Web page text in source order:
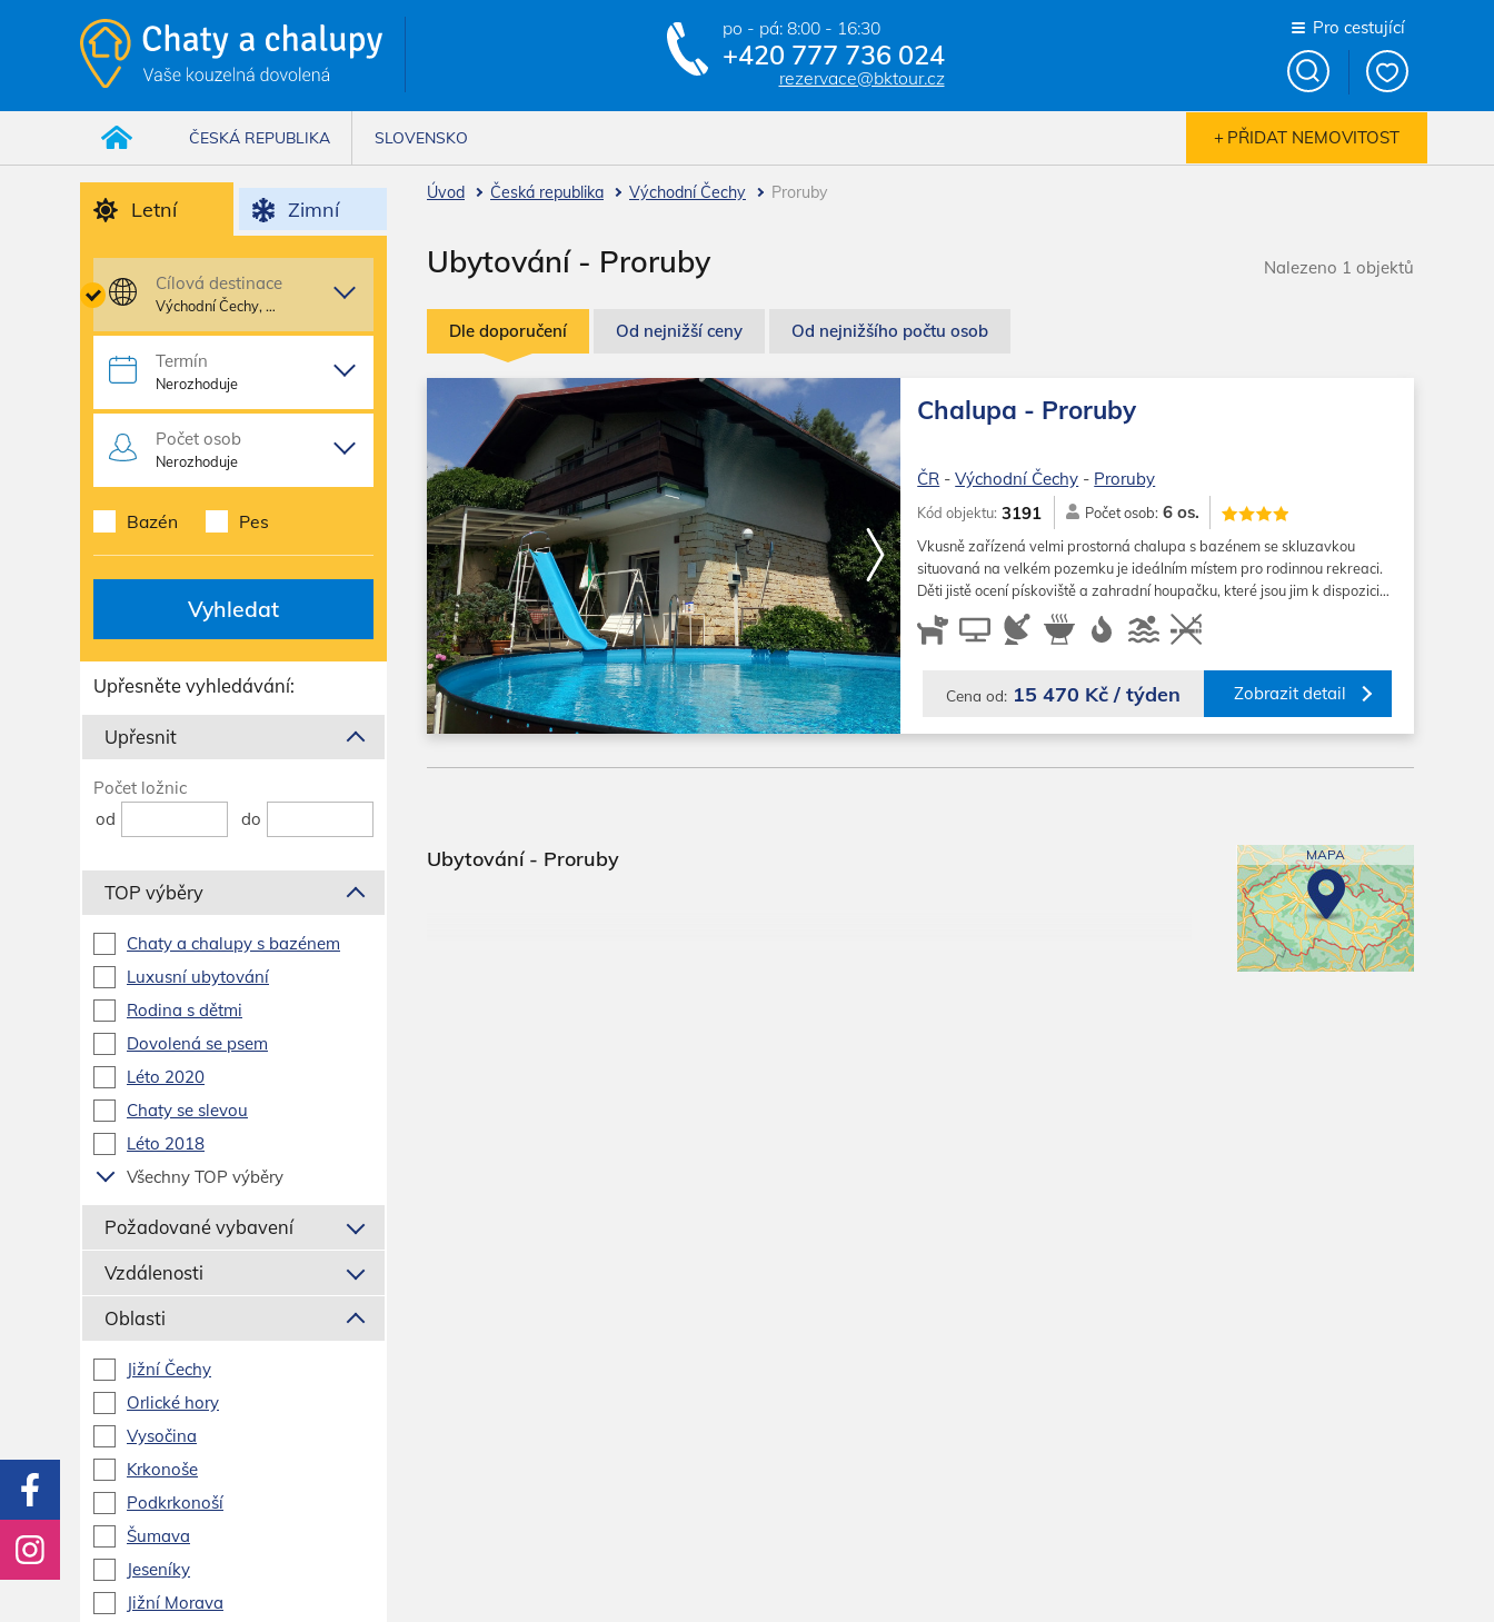
Úvod Česká republika Východní Čechy Proruby
Ubytování - Proruby Nalezeno 1 objektů
Dle doporučení Od nejnižší ceny Od nejnižšího počtu osob
Chalupa - Proruby
ČR -Východní Čechy - Proruby
Kód objektu: 3191 Počet osob: 6 os.
Vkusně zařízená velmi prostorná chalupa s bazénem se skluzavkou
situovaná na velkém pozemku je ideálním místem pro rodinnou rekreaci.
Děti jistě ocení pískoviště a zahradní houpačku, které jsou jim k dispozici…
Cena od: 15 470 Kč / týden Zobrazit detail
Ubytování - Proruby MAPA
Letní Zimní
Cílová destinace
Východní Čechy, …
Termín
Nerozhoduje
Počet osob
Nerozhoduje
Bazén Pes
Vyhledat
Upřesněte vyhledávání:
Upřesnit
Počet ložnic
od
do
TOP výběry
Chaty a chalupy s bazénem
Luxusní ubytování
Rodina s dětmi
Dovolená se psem
Léto 2020
Chaty se slevou
Léto 2018
Všechny TOP výběry
Požadované vybavení
Vzdálenosti
Oblasti
Jižní Čechy
Orlické hory
Vysočina
Krkonoše
Podkrkonoší
Šumava
Jeseníky
Jižní Morava
po - pá: 8:00 - 16:30
+420 777 736 024
rezervace@bktour.cz
Pro cestující
ČESKÁ REPUBLIKA SLOVENSKO PŘIDAT NEMOVITOST